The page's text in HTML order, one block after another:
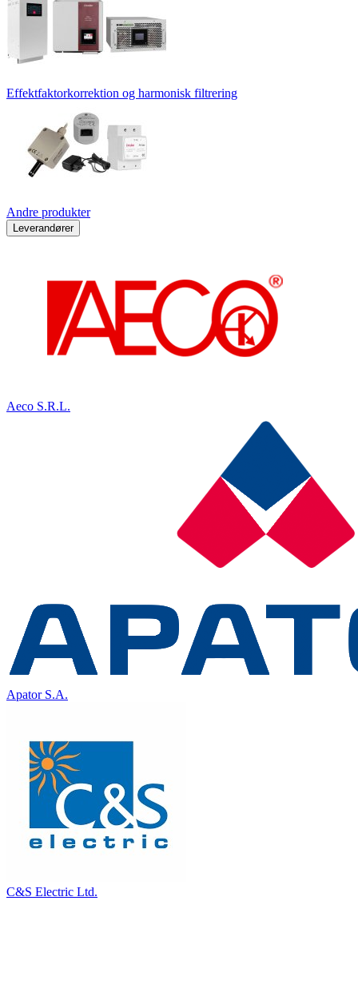
Effektfaktorkorrektion og harmonisk filtrering
Andre produkter
Leverandører
Aeco S.R.L.
Apator S.A.
C&S Electric Ltd.